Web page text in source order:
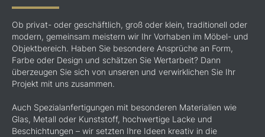
Ob privat- oder geschäftlich, groß oder klein, traditionell oder
modern, gemeinsam meistern wir Ihr Vorhaben im Möbel- und
Objektbereich. Haben Sie besondere Ansprüche an Form,
Farbe oder Design und schätzen Sie Wertarbeit? Dann
überzeugen Sie sich von unseren und verwirklichen Sie Ihr
Projekt mit uns zusammen.
Auch Spezialanfertigungen mit besonderen Materialien wie
Glas, Metall oder Kunststoff, hochwertige Lacke und
Beschichtungen – wir setzten Ihre Ideen kreativ in die